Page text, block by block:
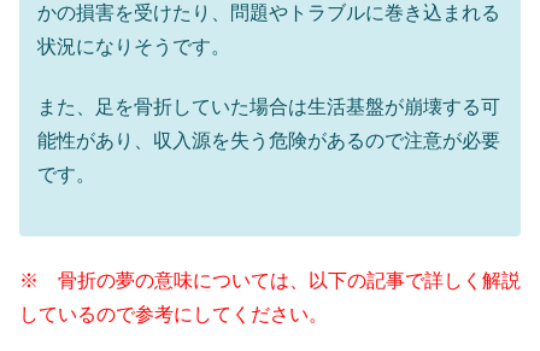
かの損害を受けたり、問題やトラブルに巻き込まれる
状況になりそうです。
また、足を骨折していた場合は生活基盤が崩壊する可
能性があり、収入源を失う危険があるので注意が必要
です。
※ 骨折の夢の意味については、以下の記事で詳しく解説
しているので参考にしてください。